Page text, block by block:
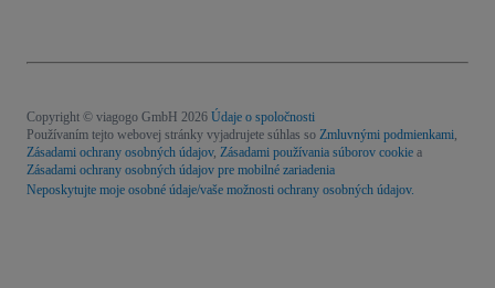
Copyright © viagogo GmbH 2026 Údaje o spoločnosti
Používaním tejto webovej stránky vyjadrujete súhlas so Zmluvnými podmienkami
Zásadami ochrany osobných údajov, Zásadami používania súborov cookie a
Zásadami ochrany osobných údajov pre mobilné zariadenia
Neposkytujte moje osobné údaje/vaše možnosti ochrany osobných údajov.